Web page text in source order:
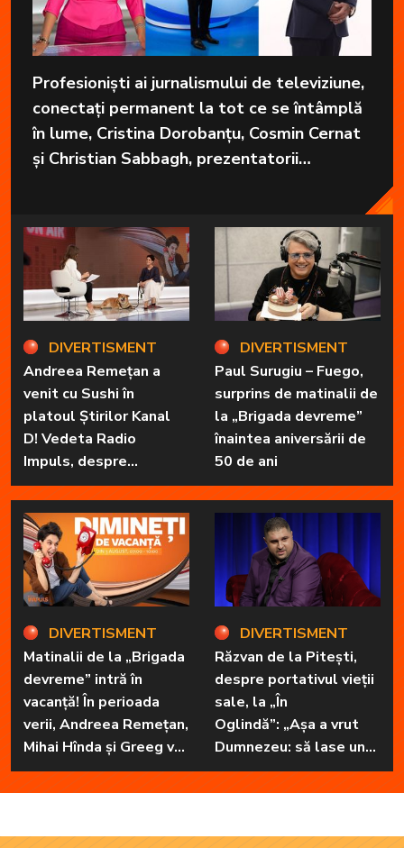
Profesioniști ai jurnalismului de televiziune,
conectați permanent la tot ce se întâmplă
în lume, Cristina Dorobanțu, Cosmin Cernat
și Christian Sabbagh, prezentatorii
în fața telespectatorilor.
DIVERTISMENT
Andreea Remețan a
venit cu Sushi în
platoul Știrilor Kanal
D! Vedeta Radio
Impuls, despre
„Dimineți de vacanță” și
prietena sa
necuvântătoare
DIVERTISMENT
Matinalii de la „Brigada
devreme” intră în
vacanță! În perioada
verii, Andreea Remețan,
Mihai Hînda și Greeg vor
da, pe rând, trezirea cu
„Dimineți de vacanță”
DIVERTISMENT
Paul Surugiu – Fuego,
surprins de matinalii de
la „Brigada devreme”
înaintea aniversării de
50 de ani
DIVERTISMENT
Răzvan de la Pitești,
despre portativul vieții
sale, la „În
Oglindă”: „Așa a vrut
Dumnezeu: să lase unul
în familie cu har, harul
de a cânta, să poată să
lipsește”